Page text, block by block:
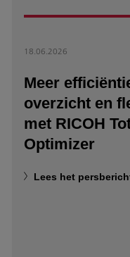
18.06.2026
Meer
overzicht en
met RICOH
Optimizer
Lees het